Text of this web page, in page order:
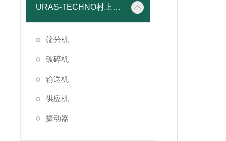
URAS-TECHNO村上精机
筛分机
破碎机
输送机
供应机
振动器